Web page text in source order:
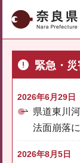
奈良県
緊急・
2026年6月29日
県道東川
法面崩落
2026年8月5日